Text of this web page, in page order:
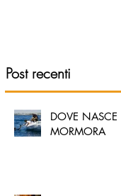
Post recenti
DOVE NASCE
MORMORA